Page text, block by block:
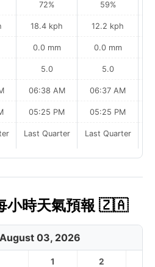
72%
18.4 kph
0.0 mm
5.0
06:38 AM
05:25 PM
Last Quarter
59%
12.2 kph
0.0 mm
5.0
06:37 AM
05:25 PM
Last Quarter
小時天氣預報 🇿🇦
03, 2026
1 2